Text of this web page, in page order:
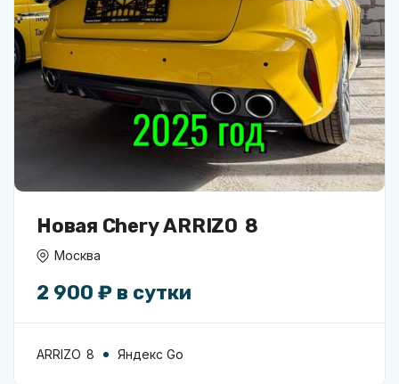
Новая Chery ARRIZO 8
Москва
2 900 ₽ в сутки
ARRIZO 8 Яндекс Go